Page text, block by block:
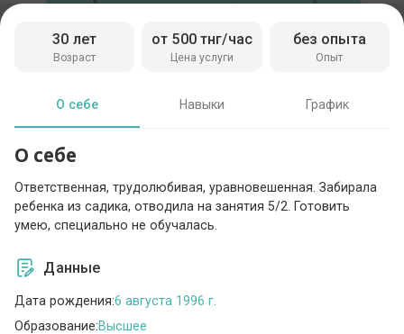
Возраст
30 лет
Цена услуги
от 500 тнг/час
Опыт
без опыта
О себе Навыки График
О себе
Ответственная, трудолюбивая, уравновешенная. Забирала
ребенка из садика, отводила на занятия 5/2. Готовить
умею, специально не обучалась.
Данные
Дата рождения:6 августа 1996 г.
Образование:Высшее